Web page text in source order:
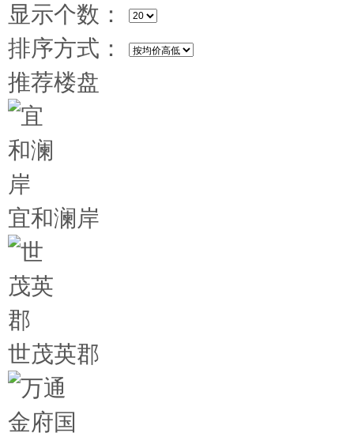
显示个数：
排序方式：
推荐楼盘
宜和澜岸
世茂英郡